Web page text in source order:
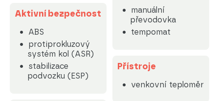
Aktivní bezpečnost
ABS
protiprokluzový
systém kol (ASR)
stabilizace
podvozku (ESP)
manuální
převodovka
tempomat
Přístroje
venkovní teploměr